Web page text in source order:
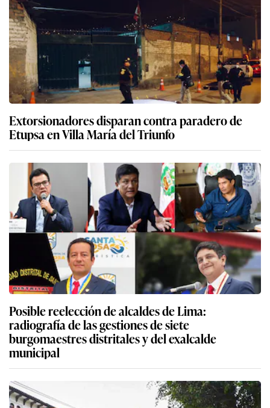
Extorsionadores disparan contra paradero de
Etupsa en Villa María del Triunfo
Posible reelección de alcaldes de Lima:
radiografía de las gestiones de siete
burgomaestres distritales y del exalcalde
municipal